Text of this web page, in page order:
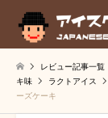
レビュー記事一覧
キ味
ラクトアイス
ーズケーキ